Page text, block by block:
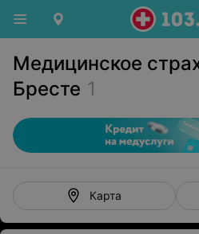
Медицинское
Бресте 1
Карта